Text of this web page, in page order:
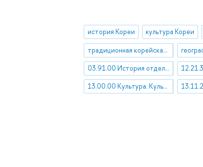
история Кореи культура Кореи
традиционная корейская география
03.91.00 История отдельных стран
13.00.00 Культура. Культурология